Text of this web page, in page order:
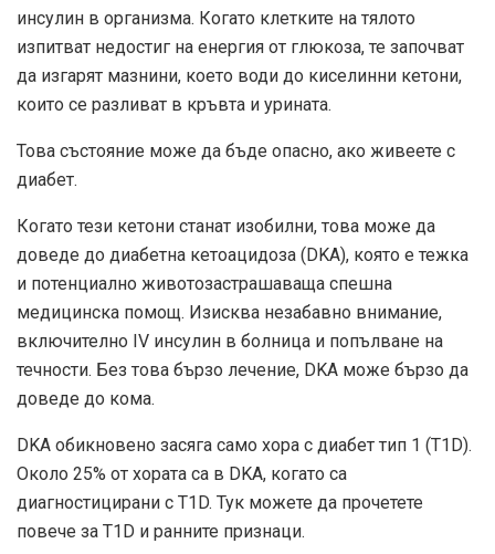
инсулин в организма. Когато клетките на тялото
изпитват недостиг на енергия от глюкоза, те започват
да изгарят мазнини, което води до киселинни кетони,
които се разливат в кръвта и урината.
Това състояние може да бъде опасно, ако живеете с
диабет.
Когато тези кетони станат изобилни, това може да
доведе до диабетна кетоацидоза (DKA), която е тежка
и потенциално животозастрашаваща спешна
медицинска помощ. Изисква незабавно внимание,
включително IV инсулин в болница и попълване на
течности. Без това бързо лечение, DKA може бързо да
доведе до кома.
DKA обикновено засяга само хора с диабет тип 1 (T1D).
Около 25% от хората са в DKA, когато са
диагностицирани с T1D. Тук можете да прочетете
повече за T1D и ранните признаци.